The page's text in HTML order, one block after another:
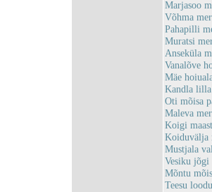
Marjasoo
Võhma
Pahapilli
Muratsi
Anseküla
Vanalõve
Mäe
Kandla
Oti mõisa
Maleva
Koigi
Koiduvälja
Mustjala
Vesiku
Mõntu
Teesu